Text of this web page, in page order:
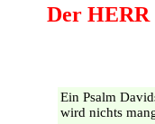
Der
Ein Psalm
wird nichts